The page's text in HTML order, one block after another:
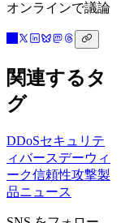
オンラインで議論
関連するタ
グ
DDoSセキュリテ
ィバースデーウィ
ーク信頼性攻撃製
品ニュース